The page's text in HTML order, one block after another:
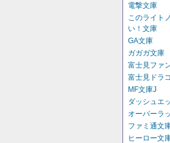
電撃文庫
このライト
い！文庫
GA文庫
ガガガ文庫
富士見ファ
富士見ドラ
MF文庫J
ダッシュエ
オーバーラ
ファミ通文
ヒーロー文